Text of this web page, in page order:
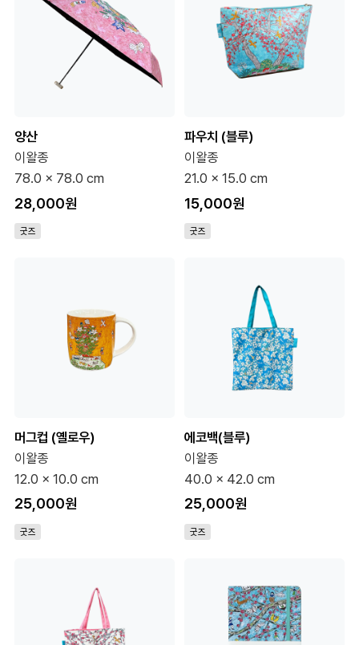
양산
이왈종
78.0 x 78.0 cm
28,000원
굿즈
파우치 (블루)
이왈종
21.0 x 15.0 cm
15,000원
굿즈
머그컵 (옐로우)
이왈종
12.0 x 10.0 cm
25,000원
굿즈
에코백(블루)
이왈종
40.0 x 42.0 cm
25,000원
굿즈